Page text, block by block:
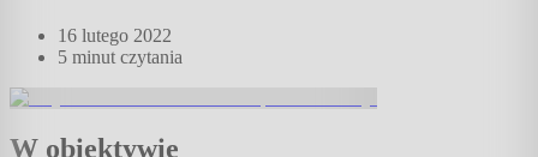
16 lutego 2022
5 minut czytania
W obiektywie